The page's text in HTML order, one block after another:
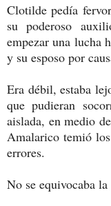
Clotilde pedía
su poderoso
empezar una lucha
y su esposo por
Era débil, estaba
que pudieran
aislada, en medio
Amalarico temió
errores.
No se equivocaba